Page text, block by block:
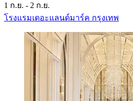
1 ก.ย. - 2 ก.ย.
โรงแรมเดอะแลนด์มาร์ค กรุงเทพ